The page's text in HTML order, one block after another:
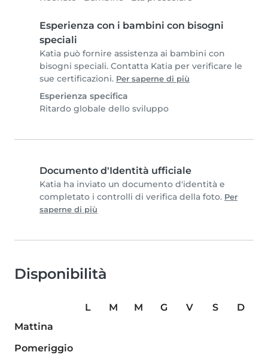
Esperienza con i bambini con bisogni
speciali
Katia può fornire assistenza ai bambini con
bisogni speciali. Contatta Katia per verificare le
sue certificazioni. Per saperne di più
Esperienza specifica
Ritardo globale dello sviluppo
Documento d'Identità ufficiale
Katia ha inviato un documento d'identità e
completato i controlli di verifica della foto. Per
saperne di più
Disponibilità
L M M G V S
D
Mattina
Pomeriggio